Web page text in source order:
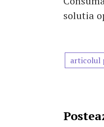
solutia
articolul